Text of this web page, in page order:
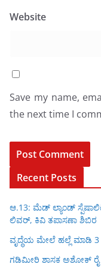
Website
Save my name,
the next time I
Recent Posts
ಆ.13: ಮೆಡ್ ಲ್ಯಾಂಡ್
ಲಿವರ್, ಕಿವಿ ತಪಾಸಣಾ ಶಿಬಿರ
ವೃದ್ಧೆಯ ಮೇಲೆ ಹಲ್ಲೆ ಮಾಡಿ
ಗಡಿಮೀರಿ ಶಾಸಕ ಅಶೋಕ್